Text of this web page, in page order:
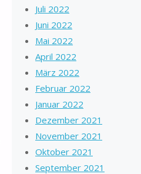
Juli 2022
Juni 2022
Mai 2022
April 2022
März 2022
Februar 2022
Januar 2022
Dezember 2021
November 2021
Oktober 2021
September 2021